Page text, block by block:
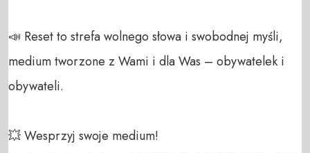
📣 Reset to strefa wolnego słowa i swobodnej myśli,
medium tworzone z Wami i dla Was – obywatelek i
obywateli.
💥 Wesprzyj swoje medium!